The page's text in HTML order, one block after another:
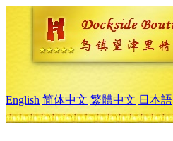
English 简体中文 繁體中文 日本語